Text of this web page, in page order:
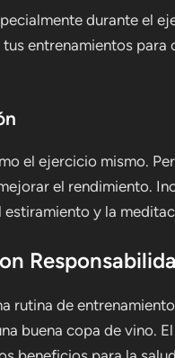
durante el
entrenamientos
el ejercicio mismo.
el rendimiento.
y la
rutina de
buena copa de vino.